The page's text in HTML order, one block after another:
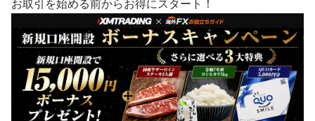
お取引を始める前からお得にスタート！